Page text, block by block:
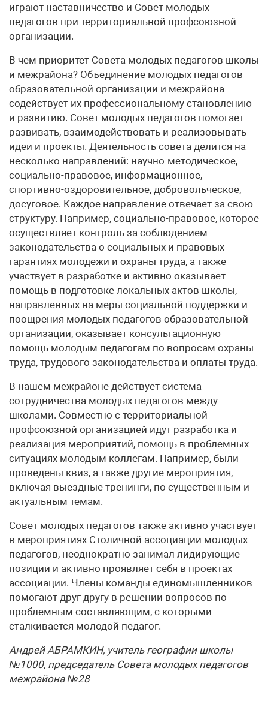
играют наставничество и Совет молодых
педагогов при территориальной профсоюзной
организации.
В чем приоритет Совета молодых педагогов школы
и межрайона? Объединение молодых педагогов
образовательной организации и межрайона
содействует их профессиональному становлению
и развитию. Совет молодых педагогов помогает
развивать, взаимодействовать и реализовывать
идеи и проекты. Деятельность совета делится на
несколько направлений: научно-методическое,
социально-правовое, информационное,
спортивно-оздоровительное, добровольческое,
досуговое. Каждое направление отвечает за свою
структуру. Например, социально-правовое, которое
осуществляет контроль за соблюдением
законодательства о социальных и правовых
гарантиях молодежи и охраны труда, а также
участвует в разработке и активно оказывает
помощь в подготовке локальных актов школы,
направленных на меры социальной поддержки и
поощрения молодых педагогов образовательной
организации, оказывает консультационную
помощь молодым педагогам по вопросам охраны
труда, трудового законодательства и оплаты труда.
В нашем межрайоне действует система
сотрудничества молодых педагогов между
школами. Совместно с территориальной
профсоюзной организацией идут разработка и
реализация мероприятий, помощь в проблемных
ситуациях молодым коллегам. Например, были
проведены квиз, а также другие мероприятия,
включая выездные тренинги, по существенным и
актуальным темам.
Совет молодых педагогов также активно участвует
в мероприятиях Столичной ассоциации молодых
педагогов, неоднократно занимал лидирующие
позиции и активно проявляет себя в проектах
ассоциации. Члены команды единомышленников
помогают друг другу в решении вопросов по
проблемным составляющим, с которыми
сталкивается молодой педагог.
Андрей АБРАМКИН, учитель географии школы
№1000, председатель Совета молодых педагогов
межрайона №28